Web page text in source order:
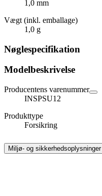
1,0 mm
Vægt (inkl. emballage)
1,0 g
Nøglespecifikation
Modelbeskrivelse
Producentens varenummer
INSPSU12
Produkttype
Forsikring
Miljø- og sikkerhedsoplysninger